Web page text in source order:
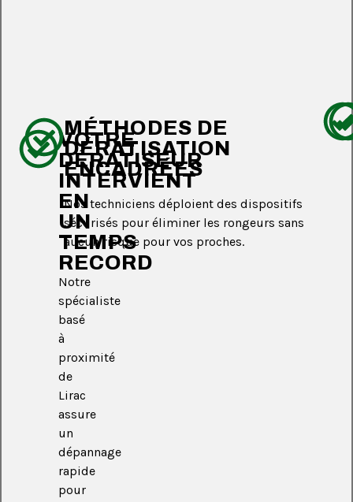
VOTRE
DÉRATISEUR
INTERVIENT
EN
UN
TEMPS
RECORD
Notre
spécialiste
basé
à
proximité
de
Lirac
assure
un
dépannage
rapide
pour
MÉTHODES DE
DÉRATISATION
ENCADRÉES
Nos techniciens déploient des dispositifs
sécurisés pour éliminer les rongeurs sans
aucun risque pour vos proches.